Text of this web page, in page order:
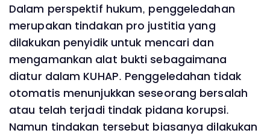
Dalam perspektif hukum, penggeledahan
merupakan tindakan pro justitia yang
dilakukan penyidik untuk mencari dan
mengamankan alat bukti sebagaimana
diatur dalam KUHAP. Penggeledahan tidak
otomatis menunjukkan seseorang bersalah
atau telah terjadi tindak pidana korupsi.
Namun tindakan tersebut biasanya dilakukan